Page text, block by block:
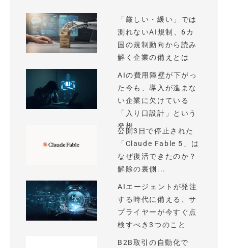
「厳しい・緩い」では
測れないAI規制、6カ
国の規制動向から読み
解く企業の備えとは
AIの費用障壁が下がっ
た今も、導入が進まな
い企業に欠けている
「入り口設計」という
発想
公開3日で停止された
「Claude Fable 5」は
なぜ復活できたのか？
解除の裏側...
AIエージェントが発注
する時代に備える、サ
プライヤーが今すぐ点
検すべき3つのこと
B2B取引の自動化で